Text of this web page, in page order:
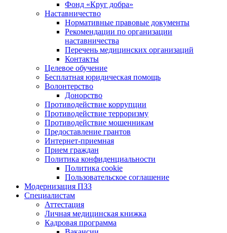
Фонд «Круг добра»
Наставничество
Нормативные правовые документы
Рекомендации по организации
наставничества
Перечень медицинских организаций
Контакты
Целевое обучение
Бесплатная юридическая помощь
Волонтерство
Донорство
Противодействие коррупции
Противодействие терроризму
Противодействие мошенникам
Предоставление грантов
Интернет-приемная
Прием граждан
Политика конфиденциальности
Политика cookie
Пользовательское соглашение
Модернизация ПЗЗ
Специалистам
Аттестация
Личная медицинская книжка
Кадровая программа